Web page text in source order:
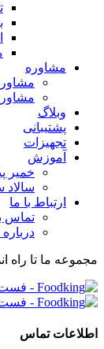
مشاوره
وبلاگ
پشتیبانی
تجهیزات
آموزش
خمیر
سالاد
ارتباط با ما
تماس
درباره
مجموعه ما تا
اطلاعات تماس